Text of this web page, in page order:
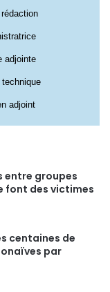
adjointe
adjoint
entre groupes
font des victimes
centaines de
par